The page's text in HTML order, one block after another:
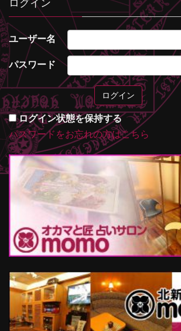
ログイン
ユーザー名
パスワード
ログイン状態を保持する
パスワードをお忘れの方はこちら